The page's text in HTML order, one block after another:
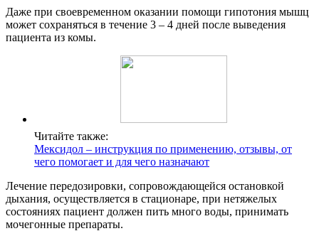
Даже при своевременном оказании помощи гипотония мышц
может сохраняться в течение 3 – 4 дней после выведения
пациента из комы.
Читайте также:
Мексидол – инструкция по применению, отзывы, от
чего помогает и для чего назначают
Лечение передозировки, сопровождающейся остановкой
дыхания, осуществляется в стационаре, при нетяжелых
состояниях пациент должен пить много воды, принимать
мочегонные препараты.